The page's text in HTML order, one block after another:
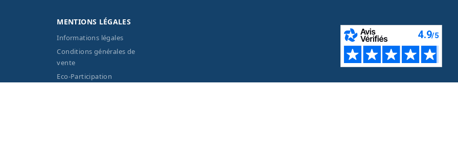
MENTIONS LÉGALES
Informations légales
Conditions générales de
vente
Eco-Participation